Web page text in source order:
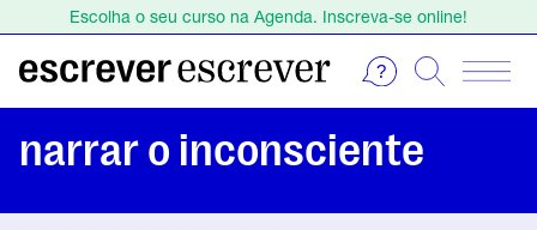
Escolha o seu curso na Agenda. Inscreva-se online!
Escolha o seu curso na Agenda. Inscreva-se online!
narrar o inconsciente